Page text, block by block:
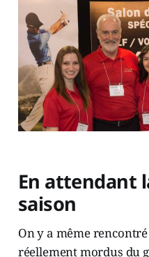
En attendant
saison
On y a même
réellement mordus du